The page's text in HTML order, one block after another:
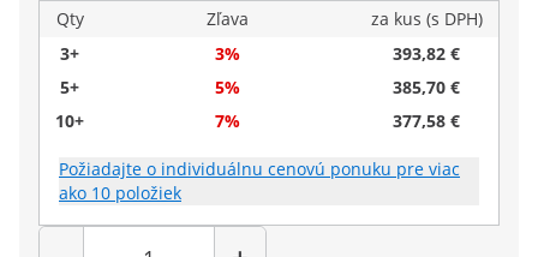
Qty
Zľava
za kus (s DPH)
3+
3%
393,82 €
5+
5%
385,70 €
10+
7% 377,58 €
Požiadajte o individuálnu cenovú ponuku pre viac
ako 10 položiek
Množstvo